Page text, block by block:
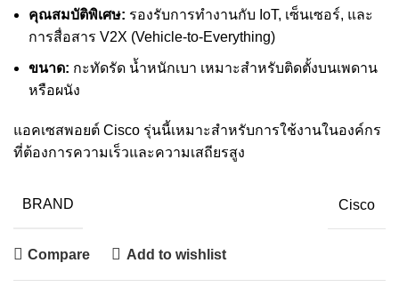
คุณสมบัติพิเศษ: รองรับการทำงานกับ IoT, เซ็นเซอร์, และ
การสื่อสาร V2X (Vehicle-to-Everything)
ขนาด: กะทัดรัด น้ำหนักเบา เหมาะสำหรับติดตั้งบนเพดาน
หรือผนัง
แอคเซสพอยต์ Cisco รุ่นนี้เหมาะสำหรับการใช้งานในองค์กร
ที่ต้องการความเร็วและความเสถียรสูง
BRAND Cisco
Compare Add to wishlist